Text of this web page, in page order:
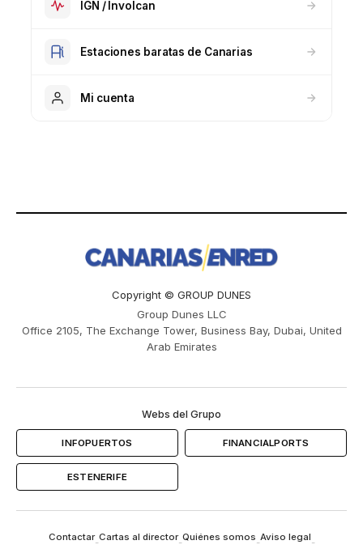
IGN / Involcan
Estaciones baratas de Canarias
Mi cuenta
Copyright © GROUP DUNES
Group Dunes LLC
Office 2105, The Exchange Tower, Business Bay, Dubai, United
Arab Emirates
Webs del Grupo
INFOPUERTOS FINANCIALPORTS
ESTENERIFE
Contactar-Cartas al director-Quiénes somos-Aviso legal-